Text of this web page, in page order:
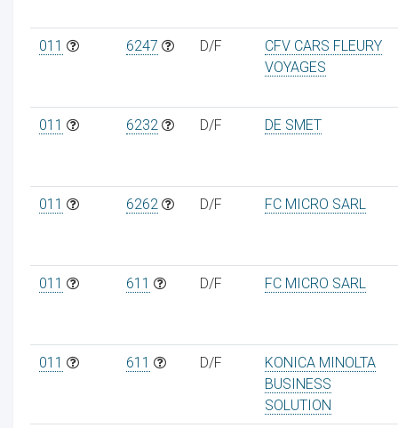
011 6247 D/F
CFV CARS FLEURY
VOYAGES
011 6232 D/F DE SMET
011 6262 D/F FC MICRO SARL
011 611 D/F FC MICRO SARL
011 611 D/F
KONICA MINOLTA
BUSINESS
SOLUTION